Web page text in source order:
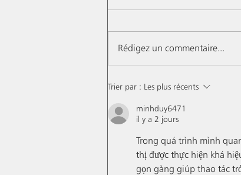
Les Conversations, mise en
bouteilles du millésime
Rédigez un commentaire...
Trier par : Les plus récents
minhduy6471
il y a 2 jours
Trong quá trình mình
thị được thực hiện khá
gọn gàng giúp thao tác